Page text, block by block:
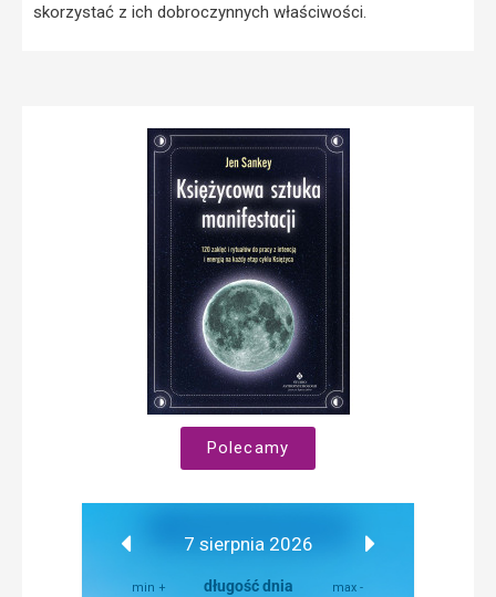
skorzystać z ich dobroczynnych właściwości.
Polecamy
7 sierpnia 2026
min +
długość dnia
max -